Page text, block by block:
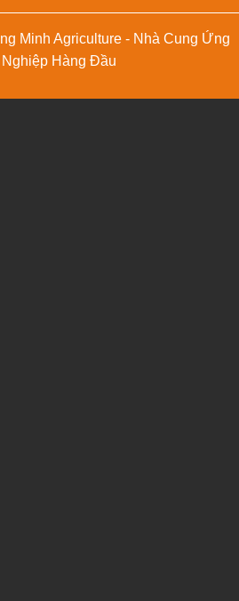
Minh Agriculture - Nhà Cung Ứng
Nghiệp Hàng Đầu